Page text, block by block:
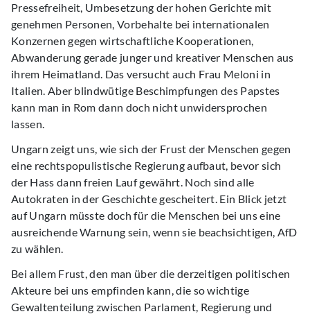
Pressefreiheit, Umbesetzung der hohen Gerichte mit
genehmen Personen, Vorbehalte bei internationalen
Konzernen gegen wirtschaftliche Kooperationen,
Abwanderung gerade junger und kreativer Menschen aus
ihrem Heimatland. Das versucht auch Frau Meloni in
Italien. Aber blindwütige Beschimpfungen des Papstes
kann man in Rom dann doch nicht unwidersprochen
lassen.
Ungarn zeigt uns, wie sich der Frust der Menschen gegen
eine rechtspopulistische Regierung aufbaut, bevor sich
der Hass dann freien Lauf gewährt. Noch sind alle
Autokraten in der Geschichte gescheitert. Ein Blick jetzt
auf Ungarn müsste doch für die Menschen bei uns eine
ausreichende Warnung sein, wenn sie beachsichtigen, AfD
zu wählen.
Bei allem Frust, den man über die derzeitigen politischen
Akteure bei uns empfinden kann, die so wichtige
Gewaltenteilung zwischen Parlament, Regierung und